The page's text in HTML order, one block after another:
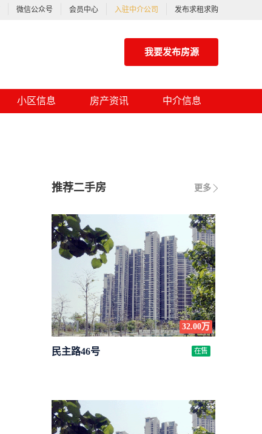
微信公众号 会员中心 入驻中介公司 发布求租求购
我要发布房源
小区信息 房产资讯 中介信息
更多
推荐二手房
32.00万
民主路46号 在售